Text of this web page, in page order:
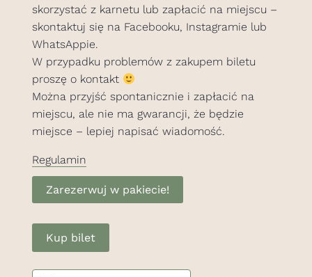
skorzystać z karnetu lub zapłacić na miejscu –
skontaktuj się na Facebooku, Instagramie lub
WhatsAppie.
W przypadku problemów z zakupem biletu
proszę o kontakt
Można przyjść spontanicznie i zapłacić na
miejscu, ale nie ma gwarancji, że będzie
miejsce – lepiej napisać wiadomość.
Regulamin
Zarezerwuj w pakiecie!
Kup bilet